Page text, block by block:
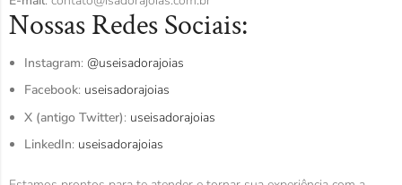
Nossas Redes Sociais:
Instagram: @useisadorajoias
Facebook: useisadorajoias
X (antigo Twitter): useisadorajoias
LinkedIn: useisadorajoias